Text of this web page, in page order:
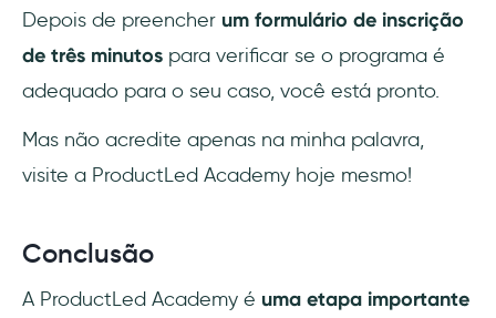
Depois de preencher um formulário de inscrição
de três minutos para verificar se o programa é
adequado para o seu caso, você está pronto.
Mas não acredite apenas na minha palavra,
visite a ProductLed Academy hoje mesmo!
Conclusão
A ProductLed Academy é uma etapa importante